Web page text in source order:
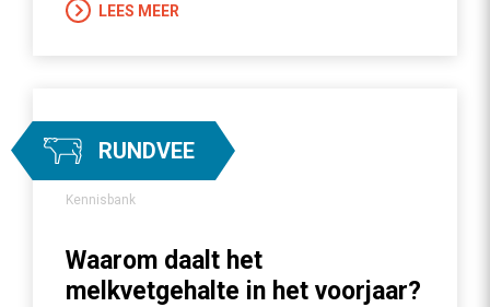
LEES MEER
RUNDVEE
Kennisbank
Waarom daalt het
melkvetgehalte in het voorjaar?